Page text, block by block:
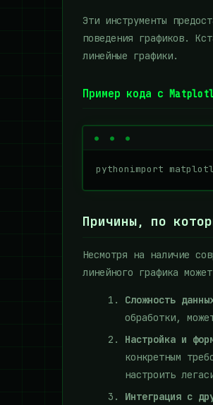
Эти инструменты
поведения графиков.
линейные графики.
Пример кода с
pythonimport
Причины, по
Несмотря на наличие
линейного графика
Сложность
обработки,
Настройка и
конкретным
настроить
Интеграция с